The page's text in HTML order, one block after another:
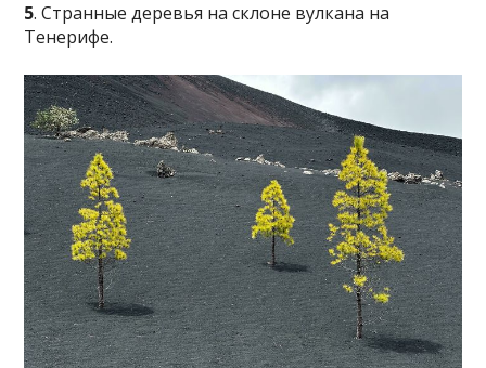
5. Странные деревья на склоне вулкана на
Тенерифе.